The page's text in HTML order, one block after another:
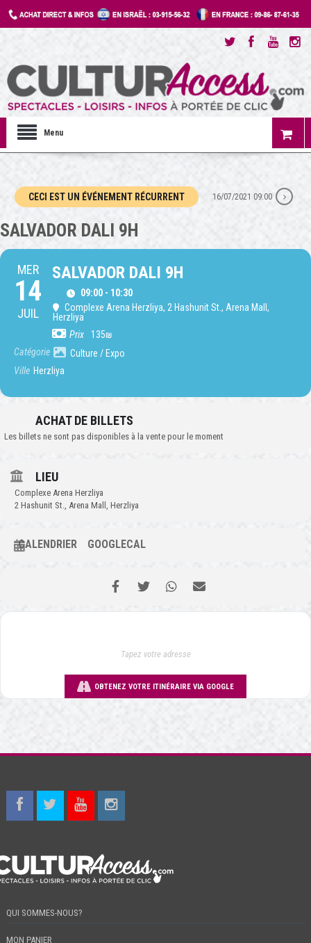
Menu
CECI EST UN ÉVÉNEMENT RÉCURRENT 16/07/2021 09:00
SALVADOR DALI 9H
MER
14
JUIL
SALVADOR DALI 9H
09:00 - 10:30
Complexe Arena Herzliya, 2 Hashunit St., Arena Mall,
Herzliya
Prix
135₪
Catégorie
Culture / Expo
Ville Herzliya
ACHAT DE BILLETS
Les billets ne sont pas disponibles à la vente pour le moment
LIEU
Complexe Arena Herzliya
2 Hashunit St., Arena Mall, Herzliya
CALENDRIER GOOGLECAL
OBTENEZ VOTRE ITINÉRAIRE VIA GOOGLE
QUI SOMMES-NOUS?
MON PANIER